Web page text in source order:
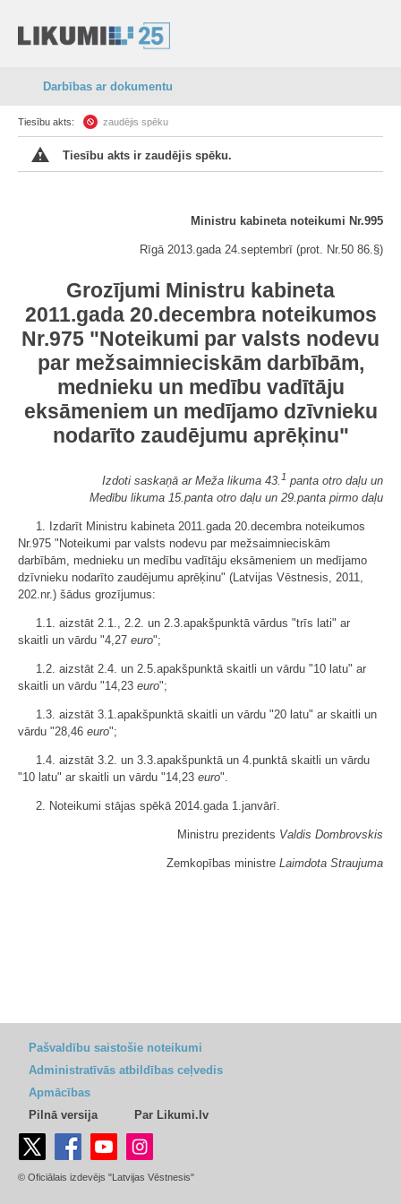
Darbības ar dokumentu
Tiesību akts: zaudējis spēku
Tiesību akts ir zaudējis spēku.
Ministru kabineta noteikumi Nr.995
Rīgā 2013.gada 24.septembrī (prot. Nr.50 86.§)
Grozījumi Ministru kabineta
2011.gada 20.decembra noteikumos
Nr.975 "Noteikumi par valsts nodevu
par mežsaimnieciskām darbībām,
mednieku un medību vadītāju
eksāmeniem un medījamo dzīvnieku
nodarīto zaudējumu aprēķinu"
Izdoti saskaņā ar Meža likuma 43. 1 panta otro daļu un
Medību likuma 15.panta otro daļu un 29.panta pirmo daļu
1. Izdarīt Ministru kabineta 2011.gada 20.decembra noteikumos
Nr.975 "Noteikumi par valsts nodevu par mežsaimnieciskām
darbībām, mednieku un medību vadītāju eksāmeniem un medījamo
dzīvnieku nodarīto zaudējumu aprēķinu" (Latvijas Vēstnesis, 2011,
202.nr.) šādus grozījumus:
1.1. aizstāt 2.1., 2.2. un 2.3.apakšpunktā vārdus "trīs lati" ar
skaitli un vārdu "4,27 euro";
1.2. aizstāt 2.4. un 2.5.apakšpunktā skaitli un vārdu "10 latu" ar
skaitli un vārdu "14,23 euro";
1.3. aizstāt 3.1.apakšpunktā skaitli un vārdu "20 latu" ar skaitli un
vārdu "28,46 euro";
1.4. aizstāt 3.2. un 3.3.apakšpunktā un 4.punktā skaitli un vārdu
"10 latu" ar skaitli un vārdu "14,23 euro".
2. Noteikumi stājas spēkā 2014.gada 1.janvārī.
Ministru prezidents Valdis Dombrovskis
Zemkopības ministre Laimdota Straujuma
Pašvaldību saistošie noteikumi
Administratīvās atbildības ceļvedis
Apmācības
Pilnā versija
Par Likumi.lv
© Oficiālais izdevējs "Latvijas Vēstnesis"